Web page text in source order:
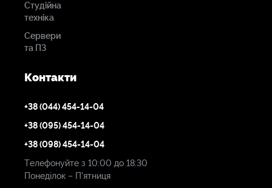
піковий крутний
0,5 Нм (Мастер)
Двигун
виведення-
1 вихід Mini-USB
1 6-контактний вхід LEMO
Вхідна
Студійна
техніка
Сервери
та ПЗ
Контакти
+38 (044) 454-14-04
+38 (095) 454-14-04
+38 (098) 454-14-04
Телефонуйте з 10:00 до 18:30
Понеділок – П'ятниця